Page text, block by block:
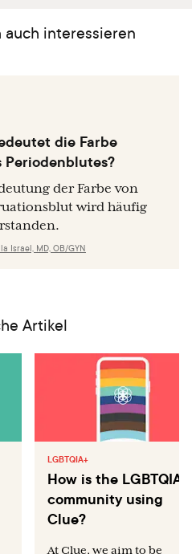
auch interessieren
die Farbe
Periodenblutes?
der Farbe von
wird häufig
Israel, MD, OB/GYN
Artikel
LGBTQIA+
How is the LGBTQIA+
community using
Clue?
At Clue, we aim to be